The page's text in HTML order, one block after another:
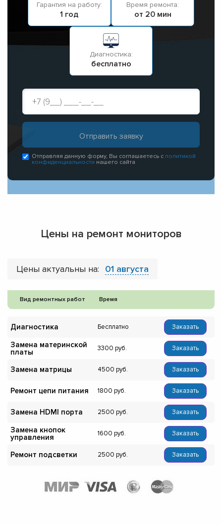
Гарантия на работу:
1 год
Время ремонта:
от 20 мин
Диагностика:
бесплатно
Отправляя данную форму, Вы соглашаетесь с политикой
конфиденциальности нашего сайта
Цены на ремонт мониторов
Цены актуальны на: 01 августа
Вид ремонтных работ Время
Диагностика Бесплатно Заказать
Замена материнской
платы
3300 Заказать
Замена матрицы 4500 Заказать
Ремонт цепи питания 1800 Заказать
Замена HDMI порта 2500 Заказать
Замена кнопок
управления
1600 Заказать
Ремонт подсветки 2500 Заказать